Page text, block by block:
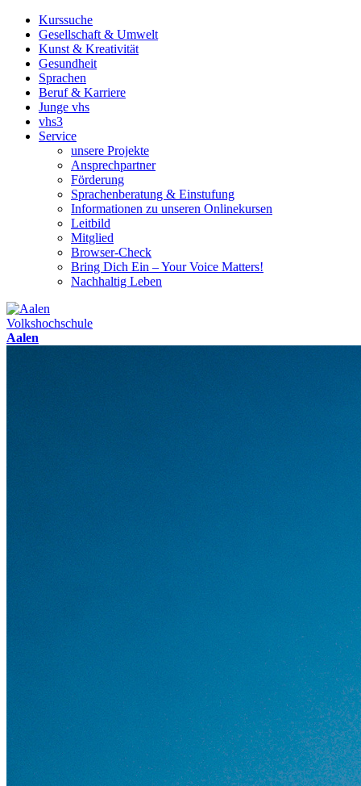
Kurssuche
Gesellschaft & Umwelt
Kunst & Kreativität
Gesundheit
Sprachen
Beruf & Karriere
Junge vhs
vhs3
Service
unsere Projekte
Ansprechpartner
Förderung
Sprachenberatung & Einstufung
Informationen zu unseren Onlinekursen
Leitbild
Mitglied
Browser-Check
Bring Dich Ein – Your Voice Matters!
Nachhaltig Leben
Volkshochschule
Aalen